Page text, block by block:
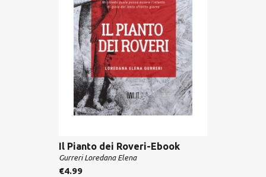
Il Pianto dei Roveri-Ebook
Gurreri Loredana Elena
€4.99